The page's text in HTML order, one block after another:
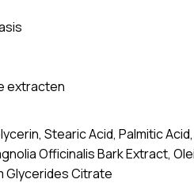
extracten
Stearic Acid, Palmitic
Officinalis Bark Extract,
Glycerides Citrate